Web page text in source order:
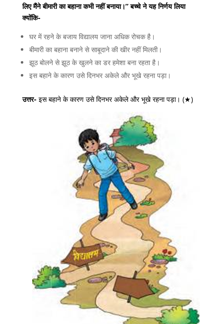
लिए मैंने बीमारी का बहाना कभी नहीं बनाया।” बच्चे ने यह निर्णय लिया
क्योंकि-
घर में रहने के बजाय विद्यालय जाना अधिक रोचक है।
बीमारी का बहाना बनाने से साबूदाने की खीर नहीं मिलती।
झूठ बोलने से झूठ के खुलने का डर हमेशा बना रहता है।
इस बहाने के कारण उसे दिनभर अकेले और भूखे रहना पड़ा।
उत्तर- इस बहाने के कारण उसे दिनभर अकेले और भूखे रहना पड़ा। (★)